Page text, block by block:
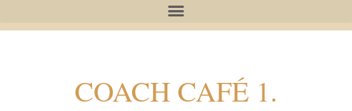
COACH CAFÉ 1.